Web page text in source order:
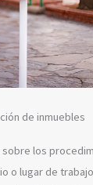
de inmuebles
los
o lugar de